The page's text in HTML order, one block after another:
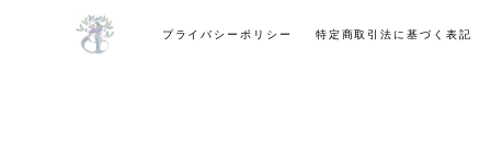
プライバシーポリシー 特定商取引法に基づく表記